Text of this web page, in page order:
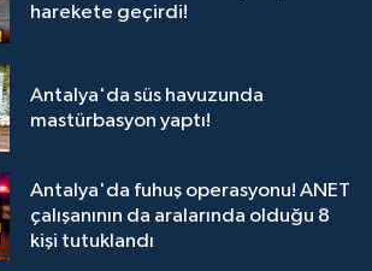
harekete geçirdi!
Antalya'da süs havuzunda
mastürbasyon yaptı!
Antalya'da fuhuş operasyonu! ANET
çalışanının da aralarında olduğu 8
kişi tutuklandı